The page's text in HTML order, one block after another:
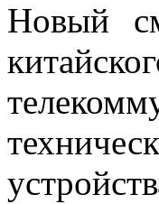
Новый